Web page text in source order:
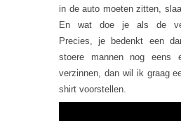
in de auto moeten zitten,
En wat doe je als de
Precies, je bedenkt een
stoere mannen nog eens
verzinnen, dan wil ik graag
shirt voorstellen.